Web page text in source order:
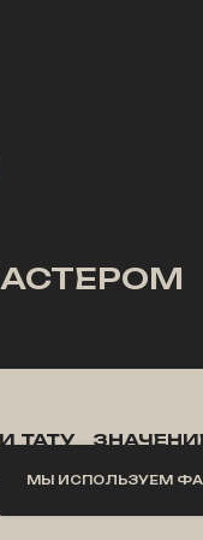
ТАТУ
МЫ ИСПОЛЬЗУЕМ